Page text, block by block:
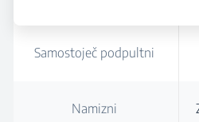
Samostoječ podpultni
Namizni